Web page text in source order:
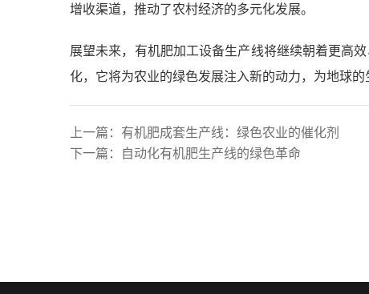
增收渠道，推动了农村经济的多元化发展。
展望未来，有机肥加工设备生产线将继续朝着更高
化，它将为农业的绿色发展注入新的动力，为地球的
上一篇： 有机肥成套生产线：绿色农业的催化剂
下一篇： 自动化有机肥生产线的绿色革命